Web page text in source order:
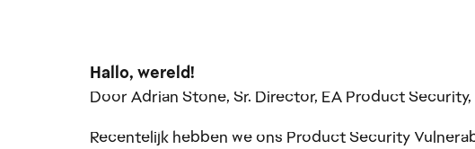
Hallo, wereld!
Door Adrian Stone, Sr. Director, EA Product
Recentelijk hebben we ons Product Security